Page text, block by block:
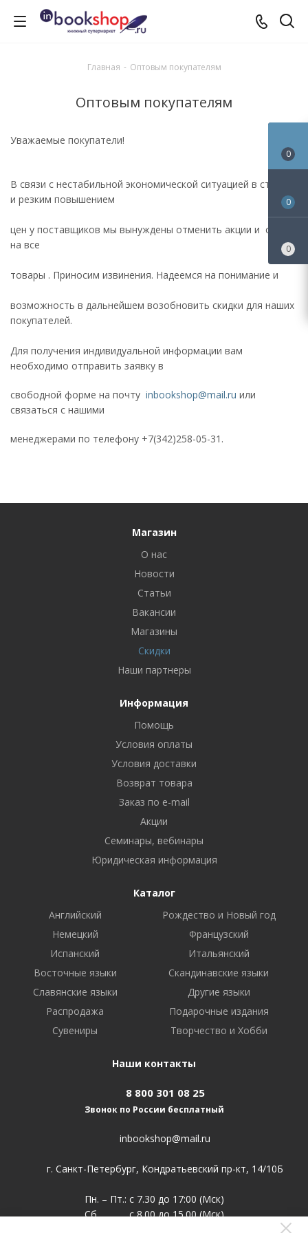
Главная - Оптовым покупателям
Оптовым покупателям
Уважаемые покупатели!
В связи с нестабильной экономической ситуацией в стране
и резким повышением
цен у поставщиков мы вынуждены отменить акции и скидки
на все
товары . Приносим извинения. Надеемся на понимание и
возможность в дальнейшем возобновить скидки для наших
покупателей.
Для получения индивидуальной информации вам
необходимо отправить заявку в
свободной форме на почту inbookshop@mail.ru или
связаться с нашими
менеджерами по телефону +7(342)258-05-31.
Магазин
О нас
Новости
Статьи
Вакансии
Магазины
Скидки
Наши партнеры
Информация
Помощь
Условия оплаты
Условия доставки
Возврат товара
Заказ по e-mail
Акции
Семинары, вебинары
Юридическая информация
Каталог
Английский
Рождество и Новый год
Немецкий
Французский
Испанский
Итальянский
Восточные языки
Скандинавские языки
Славянские языки
Другие языки
Распродажа
Подарочные издания
Сувениры
Творчество и Хобби
Наши контакты
8 800 301 08 25
Звонок по России бесплатный
inbookshop@mail.ru
г. Санкт-Петербург, Кондратьевский пр-кт, 14/10Б
Пн. – Пт.: с 7.30 до 17:00 (Мск)
Сб. с 8.00 до 15.00 (Мск)
0
0
0